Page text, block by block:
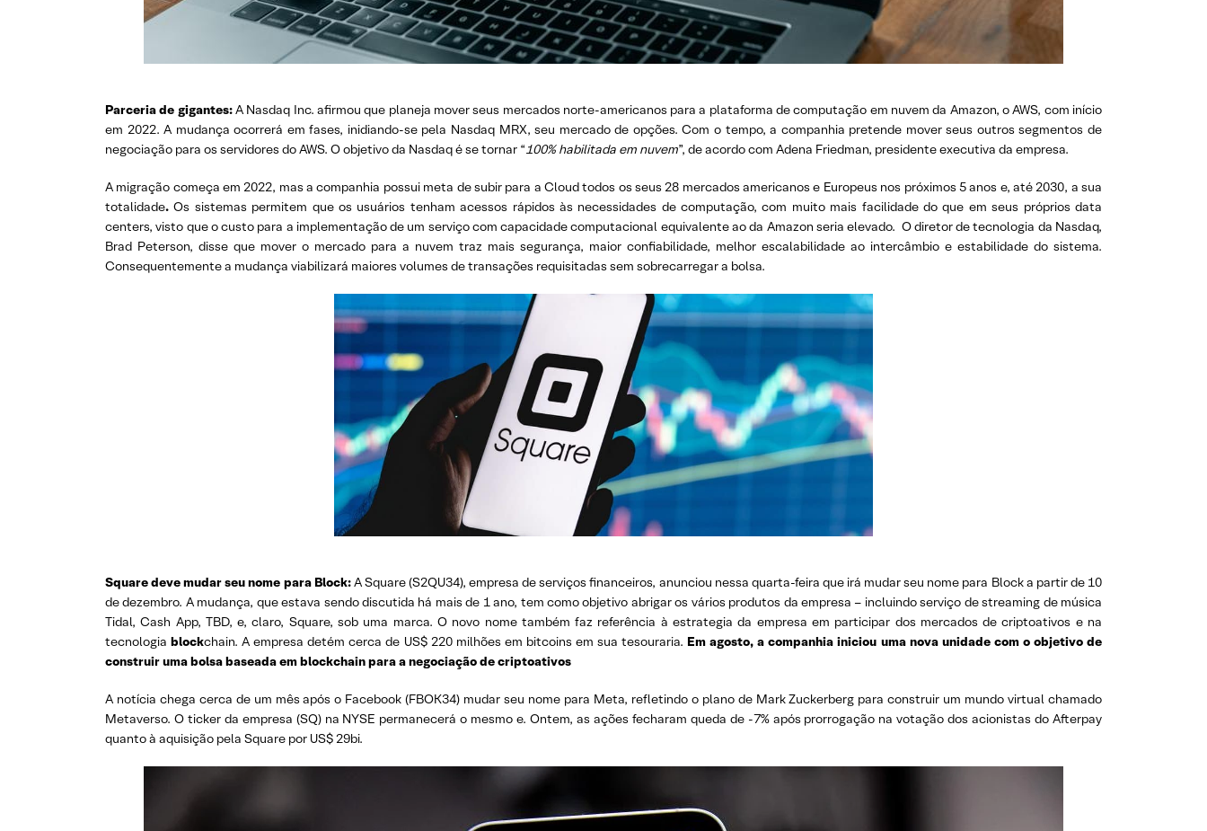
Parceria de gigantes:A Nasdaq Inc. afirmou que planeja mover seus mercados norte-americanos para a plataforma de computação em nuvem da Amazon, o AWS, com início
em 2022. A mudança ocorrerá em fases, inidiando-se pela Nasdaq MRX, seu mercado de opções. Com o tempo, a companhia pretende mover seus outros segmentos de
negociação para os servidores do AWS. O objetivo da Nasdaq é se tornar “100% habilitada em nuvem”, de acordo com Adena Friedman, presidente executiva da empresa.
A migração começa em 2022, mas a companhia possui meta de subir para a Cloud todos os seus 28 mercados americanos e Europeus nos próximos 5 anos e, até 2030, a sua
totalidade.Os sistemas permitem que os usuários tenham acessos rápidos às necessidades de computação, com muito mais facilidade do que em seus próprios data
centers, visto que o custo para a implementação de um serviço com capacidade computacional equivalente ao da Amazon seria elevado. O diretor de tecnologia da Nasdaq,
Brad Peterson, disse que mover o mercado para a nuvem traz mais segurança, maior confiabilidade, melhor escalabilidade ao intercâmbio e estabilidade do sistema.
Consequentemente a mudança viabilizará maiores volumes de transações requisitadas sem sobrecarregar a bolsa.
Square deve mudar seu nome para Block:A Square (S2QU34), empresa de serviços financeiros, anunciou nessa quarta-feira que irá mudar seu nome para Block a partir de 10
de dezembro. A mudança, que estava sendo discutida há mais de 1 ano, tem como objetivo abrigar os vários produtos da empresa – incluindo serviço de streaming de música
Tidal, Cash App, TBD, e, claro, Square, sob uma marca. O novo nome também faz referência à estrategia da empresa em participar dos mercados de criptoativos e na
tecnologiablockchain. A empresa detém cerca de US$ 220 milhões em bitcoins em sua tesouraria. Em agosto, a companhia iniciou uma nova unidade com o objetivo de
construir uma bolsa baseada em blockchain para a negociação de criptoativos
A notícia chega cerca de um mês após o Facebook (FBOK34) mudar seu nome para Meta, refletindo o plano de Mark Zuckerberg para construir um mundo virtual chamado
Metaverso. O ticker da empresa (SQ) na NYSE permanecerá o mesmo e. Ontem, as ações fecharam queda de -7% após prorrogação na votação dos acionistas do Afterpay
quanto à aquisição pela Square por US$ 29bi.